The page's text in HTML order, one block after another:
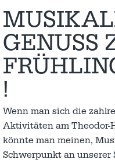
GENUSS
!
Wenn man sich die
Aktivitäten am Theodor-
könnte man meinen,
Schwerpunkt an unserer